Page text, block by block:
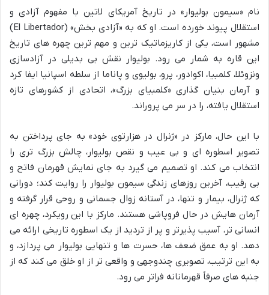
نام «سیمون بولیوار» در تاریخ آمریکای لاتین با مفهوم آزادی و
استقلال پیوند خورده است. او که به «آزادی بخش» (El Libertador)
مشهور است، یکی از کاریزماتیک ترین و مهم ترین چهره های تاریخ
این قاره به شمار می رود. بولیوار نقش بی بدیلی در آزادسازی
ونزوئلا، کلمبیا، اکوادور، پرو، بولیوی و پاناما از سلطه اسپانیا ایفا کرد
و آرمان بنیان گذاری «کلمبیای بزرگ»، اتحادی از کشورهای تازه
استقلال یافته، را در سر می پروراند.
با این حال، مارکز در «ژنرال در هزارتوی خود» به جای پرداختن به
تصویر اسطوره ای و بی عیب و نقص بولیوار، چالش بزرگ تری را
انتخاب می کند. او تصمیم می گیرد به جای نمایش قهرمان فاتح و
بی رقیب، آخرین روزهای زندگی سیمون بولیوار را روایت کند؛ دورانی
که ژنرال، بیمار و تنها، در آستانه زوال جسمانی و روحی قرار گرفته و
آرمان هایش در حال فروپاشی هستند. مارکز با این رویکرد، چهره ای
انسانی تر، آسیب پذیرتر و پر از تردید از یک اسطوره تاریخی ارائه می
دهد. او به عمق ضعف ها، حسرت ها و تنهایی بولیوار می پردازد، و
به این ترتیب، تصویری چندوجهی و واقعی تر از او خلق می کند که از
جنبه های صرفاً قهرمانانه فراتر می رود.